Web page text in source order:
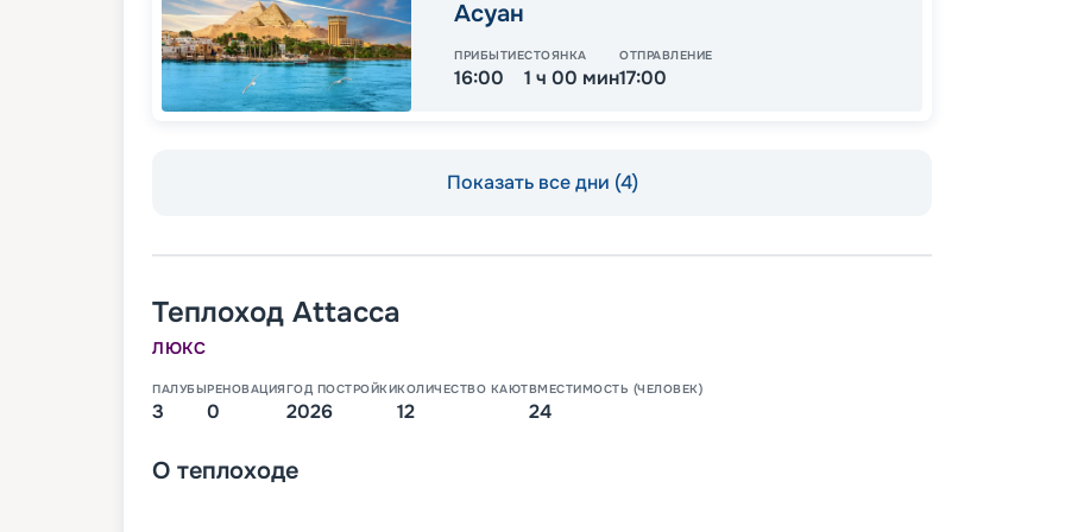
Асуан
ПРИБЫТИЕ
16:00
СТОЯНКА
1 ч 00 мин
ОТПРАВЛЕНИЕ
17:00
Показать все дни (4)
Теплоход Attacca
ЛЮКС
ПАЛУБЫ
3
РЕНОВАЦИЯ
0
ГОД ПОСТРОЙКИ
2026
КОЛИЧЕСТВО КАЮТ
12
ВМЕСТИМОСТЬ (ЧЕЛОВЕК)
24
О теплоходе